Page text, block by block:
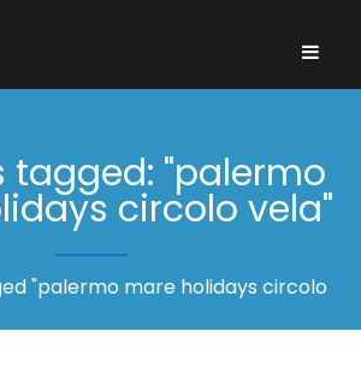
tagged: "palermo
circolo vela"
"palermo mare holidays circolo